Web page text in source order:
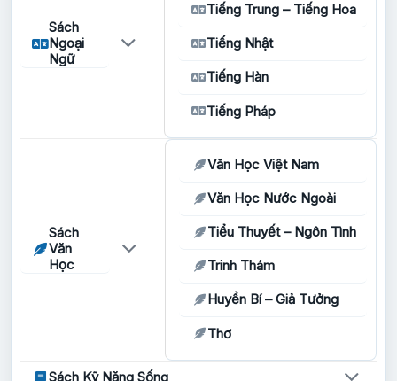
Sách
Ngoại
Ngữ
Tiếng Trung – Tiếng Hoa
Tiếng Nhật
Tiếng Hàn
Tiếng Pháp
Sách
Văn
Học
Văn Học Việt Nam
Văn Học Nước Ngoài
Tiểu Thuyết – Ngôn Tình
Trinh Thám
Huyền Bí – Giả Tưởng
Thơ
Sách Kỹ Năng Sống